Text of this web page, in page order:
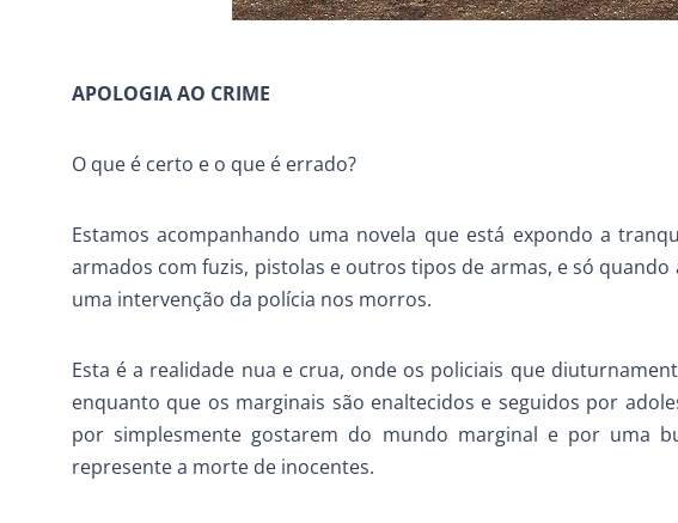
APOLOGIA AO CRIME
O que é certo e o que é errado?
Estamos acompanhando uma novela que está expondo a
armados com fuzis, pistolas e outros tipos de armas, e só
uma intervenção da polícia nos morros.
Esta é a realidade nua e crua, onde os policiais que
enquanto que os marginais são enaltecidos e seguidos por
por simplesmente gostarem do mundo marginal e por uma
represente a morte de inocentes.